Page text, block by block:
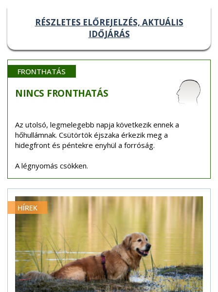
RÉSZLETES ELŐREJELZÉS, AKTUÁLIS
IDŐJÁRÁS
FRONTHATÁS
NINCS FRONTHATÁS
Az utolsó, legmelegebb napja következik ennek a
hőhullámnak. Csütörtök éjszaka érkezik meg a
hidegfront és péntekre enyhül a forróság.
A légnyomás csökken.
HÍREK